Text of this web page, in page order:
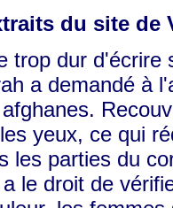
du site de
trop dur
a demandé à
yeux, ce qui
les parties du
le droit de